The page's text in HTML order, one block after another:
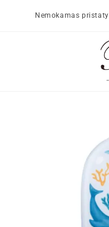
Nemokamas